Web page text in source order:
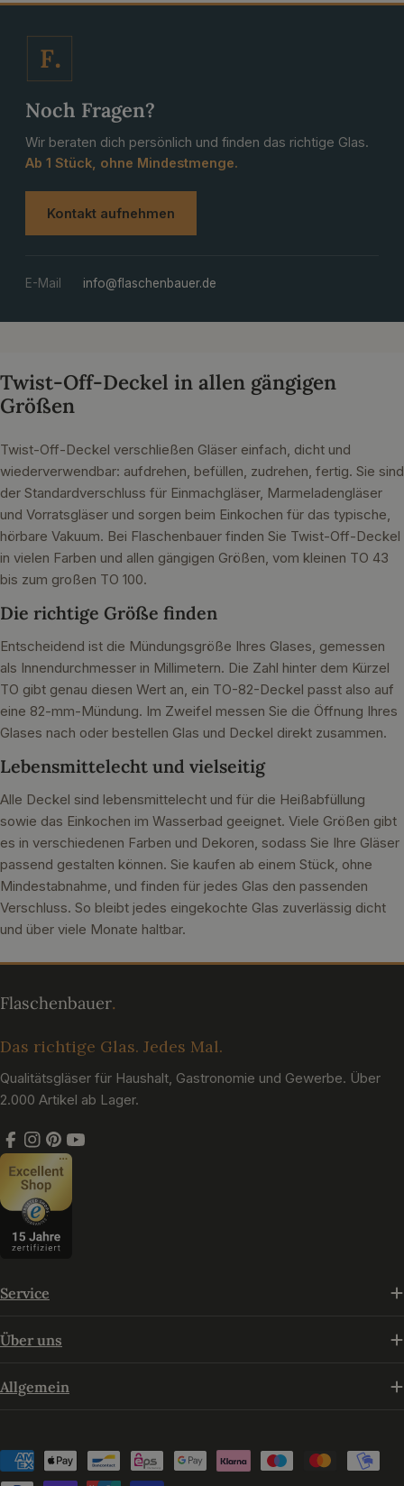
F
Noch Fragen?
Wir beraten dich persönlich und finden das richtige Glas.
Ab 1 Stück, ohne Mindestmenge.
Kontakt aufnehmen
E-Mail info@flaschenbauer.de
Twist-Off-Deckel in allen gängigen
Größen
Twist-Off-Deckel verschließen Gläser einfach, dicht und
wiederverwendbar: aufdrehen, befüllen, zudrehen, fertig. Sie sind
der Standardverschluss für Einmachgläser, Marmeladengläser
und Vorratsgläser und sorgen beim Einkochen für das typische,
hörbare Vakuum. Bei Flaschenbauer finden Sie Twist-Off-Deckel
in vielen Farben und allen gängigen Größen, vom kleinen TO 43
bis zum großen TO 100.
Die richtige Größe finden
Entscheidend ist die Mündungsgröße Ihres Glases, gemessen
als Innendurchmesser in Millimetern. Die Zahl hinter dem Kürzel
TO gibt genau diesen Wert an, ein TO-82-Deckel passt also auf
eine 82-mm-Mündung. Im Zweifel messen Sie die Öffnung Ihres
Glases nach oder bestellen Glas und Deckel direkt zusammen.
Lebensmittelecht und vielseitig
Alle Deckel sind lebensmittelecht und für die Heißabfüllung
sowie das Einkochen im Wasserbad geeignet. Viele Größen gibt
es in verschiedenen Farben und Dekoren, sodass Sie Ihre Gläser
passend gestalten können. Sie kaufen ab einem Stück, ohne
Mindestabnahme, und finden für jedes Glas den passenden
Verschluss. So bleibt jedes eingekochte Glas zuverlässig dicht
und über viele Monate haltbar.
Das richtige Glas. Jedes Mal.
Qualitätsgläser für Haushalt, Gastronomie und Gewerbe. Über
2.000 Artikel ab Lager.
Facebook
Instagram
Pinterest
YouTube
Service
Über uns
Allgemein
Zahlungsmethoden